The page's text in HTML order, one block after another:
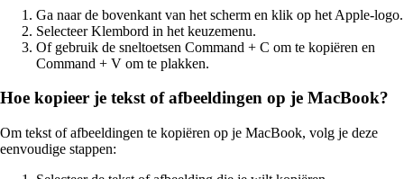
Ga naar de bovenkant van het scherm en klik op het Apple-logo.
Selecteer Klembord in het keuzemenu.
Of gebruik de sneltoetsen Command + C om te kopiëren en
Command + V om te plakken.
Hoe kopieer je tekst of afbeeldingen op je MacBook?
Om tekst of afbeeldingen te kopiëren op je MacBook, volg je deze
eenvoudige stappen: